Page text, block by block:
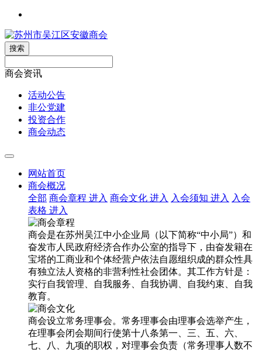
搜索
商会资讯
活动公告
非公党建
投资合作
商会动态
网站首页
商会概况
全部 商会章程 进入 商会文化 进入 入会须知 进入 入会
表格 进入
商会是在苏州吴江中小企业局（以下简称“中小局”）和
奋发市人民政府经济合作办公室的指导下，由奋发籍在
宝塔的工商业和个体经营户依法自愿组织成的群众性具
有独立法人资格的非营利性社会团体。其工作方针是：
实行自我管理、自我服务、自我协调、自我约束、自我
教育。
商会设立常务理事会。常务理事会由理事会选举产生，
在理事会闭会期间行使第十八条第一、三、五、六、
七、八、九项的职权，对理事会负责（常务理事人数不